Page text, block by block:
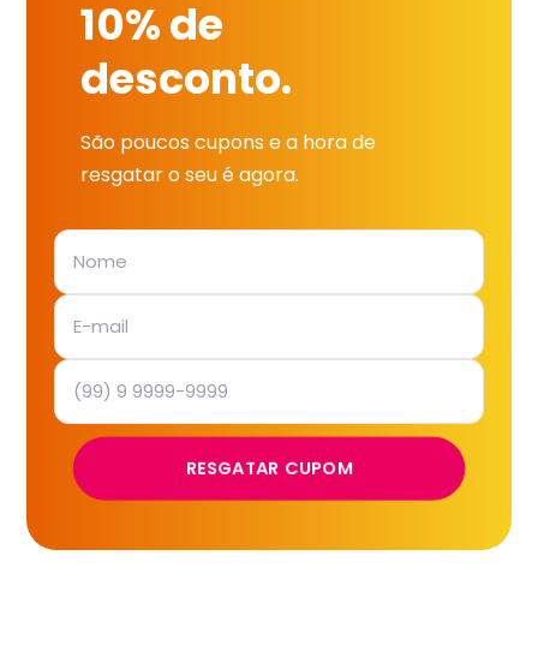
10% de
desconto.
São poucos cupons e a hora de
resgatar o seu é agora.
RESGATAR CUPOM